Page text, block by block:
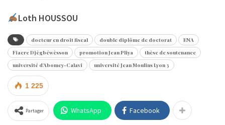
Loth HOUSSOU
docteur en droit fiscal double diplôme de doctorat
ENA
Fiacre Djègbéwèsson
promotion Jean Pliya
thèse de soutenance
université d'Abomey-Calavi
université Jean Moulins Lyon 3
1 225
Partager WhatsApp Facebook